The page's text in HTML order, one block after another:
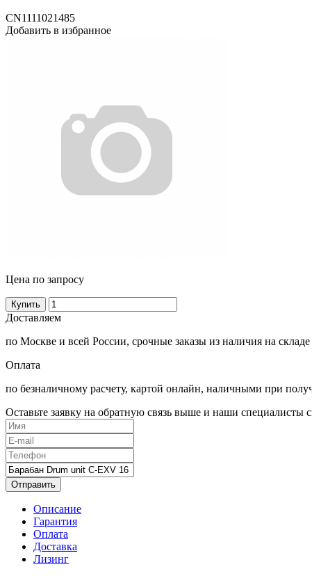
CN1111021485
Добавить в избранное
Цена по запросу
Купить
Доставляем
по Москве и всей России, срочные заказы из наличия на
Оплата
по безналичному расчету, картой онлайн, наличными при
Оставьте заявку на обратную связь выше и наши специалисты
Отправить
Описание
Гарантия
Оплата
Доставка
Лизинг